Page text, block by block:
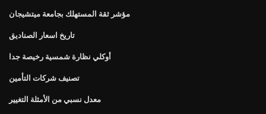
مؤشر ثقة المستهلك بجامعة ميتشيجان
تاريخ اسعار الصناديق
أوكلي نظارة شمسية رخيصة جدا
تصنيف شركات التأمين
معدل نسبي من الأمثلة التغيير